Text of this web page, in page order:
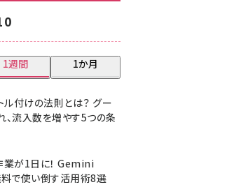
1週間 1か月
ル付けの法則とは？ グー
、流入数を増やす5つの条
業が1日に！ Gemini
で使い倒す活用術8選